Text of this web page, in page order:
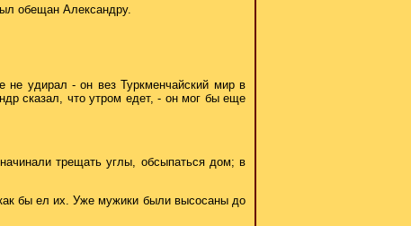
обещан Александру.
не удирал - он вез Туркменчайский мир в
сказал, что утром едет, - он мог бы еще
трещать углы, обсыпаться дом; в
бы ел их. Уже мужики были высосаны до